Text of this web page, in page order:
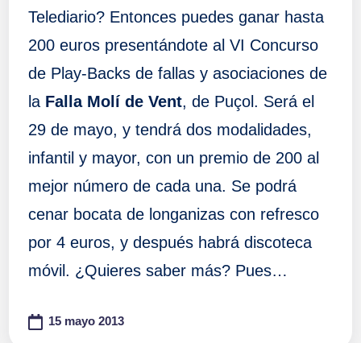
Telediario? Entonces puedes ganar hasta
200 euros presentándote al VI Concurso
de Play-Backs de fallas y asociaciones de
la Falla Molí de Vent, de Puçol. Será el
29 de mayo, y tendrá dos modalidades,
infantil y mayor, con un premio de 200 al
mejor número de cada una. Se podrá
cenar bocata de longanizas con refresco
por 4 euros, y después habrá discoteca
móvil. ¿Quieres saber más? Pues…
15 mayo 2013